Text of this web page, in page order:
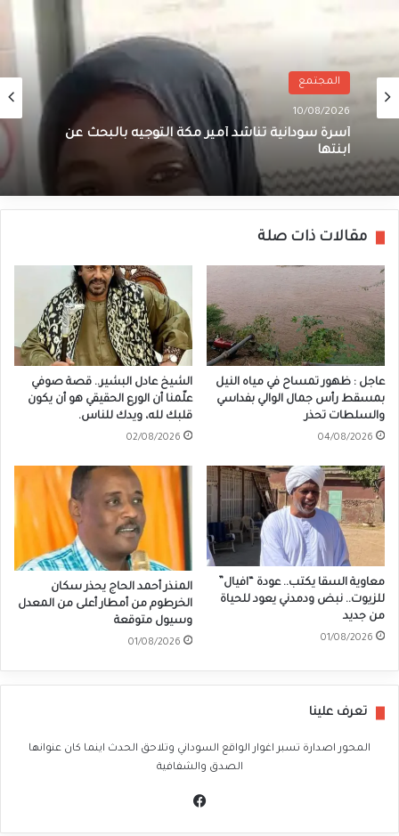
المجتمع
10/08/2026
أسرة سودانية تناشد أمير مكة التوجيه بالبحث عن
ابنتها
مقالات ذات صلة
عاجل : ظهور تمساح في مياه النيل
بمسقط رأس جمال الوالي بفداسي
والسلطات تحذر
04/08/2026
الشيخ عادل البشير.. قصة صوفي
علّمنا أن الورع الحقيقي هو أن يكون
قلبك لله، ويدك للناس.
02/08/2026
معاوية السقا يكتب.. عودة “افيال”
للزيوت.. نبض ودمدني يعود للحياة
من جديد
01/08/2026
المنذر أحمد الحاج يحذر سكان
الخرطوم من أمطار أعلى من المعدل
وسيول متوقعة
01/08/2026
تعرف علينا
المحور اصدارة تسبر اغوار الواقع السوداني وتلاحق الحدث اينما كان عنوانها
الصدق والشفافية